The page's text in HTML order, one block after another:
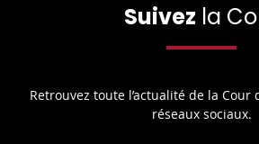
Suivez la
Retrouvez toute l’actualité de la Cour
réseaux sociaux.